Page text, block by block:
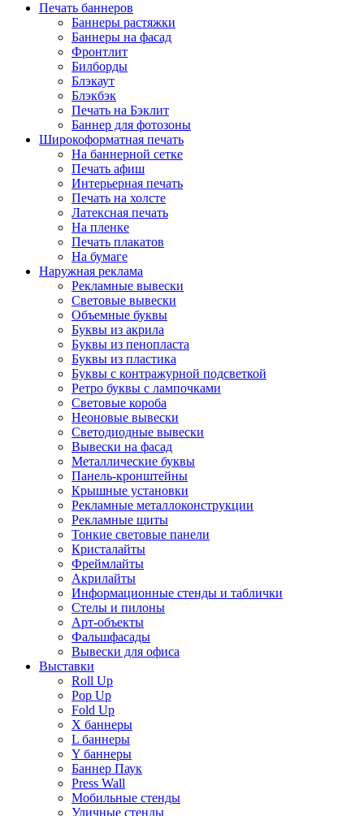
Печать баннеров
Баннеры растяжки
Баннеры на фасад
Фронтлит
Билборды
Блэкаут
Блэкбэк
Печать на Бэклит
Баннер для фотозоны
Широкоформатная печать
На баннерной сетке
Печать афиш
Интерьерная печать
Печать на холсте
Латексная печать
На пленке
Печать плакатов
На бумаге
Наружная реклама
Рекламные вывески
Световые вывески
Объемные буквы
Буквы из акрила
Буквы из пенопласта
Буквы из пластика
Буквы с контражурной подсветкой
Ретро буквы с лампочками
Световые короба
Неоновые вывески
Светодиодные вывески
Вывески на фасад
Металлические буквы
Панель-кронштейны
Крышные установки
Рекламные металлоконструкции
Рекламные щиты
Тонкие световые панели
Кристалайты
Фреймлайты
Акрилайты
Информационные стенды и таблички
Стелы и пилоны
Арт-объекты
Фальшфасады
Вывески для офиса
Выставки
Roll Up
Pop Up
Fold Up
Х баннеры
L баннеры
Y баннеры
Баннер Паук
Press Wall
Мобильные стенды
Уличные стенды